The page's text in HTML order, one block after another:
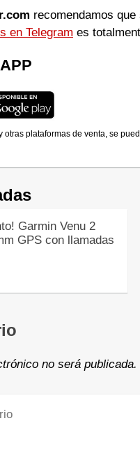
recomendamos
en Telegram es
otras plataformas de venta, se
Garmin Venu 2
GPS con llamadas
no será publicada.